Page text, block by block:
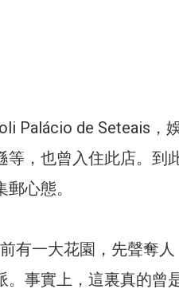
Palácio de Seteais，
，也曾入住此店。到
心態。
有一大花園，先聲奪人
事實上，這裏真的曾